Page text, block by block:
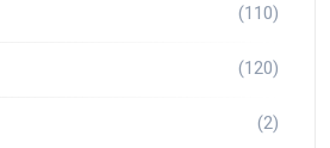
(110)
(120)
(2)